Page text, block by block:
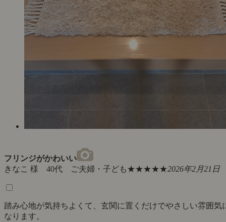
フリンジがかわいい
きなこ 様 40代 ご夫婦・子ども★★★★★2026年2月21日
踏み心地が気持ちよくて、玄関に置くだけでやさしい雰囲気
なります。